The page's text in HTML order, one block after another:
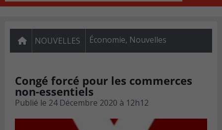
NOUVELLES Économie, Nouvelles
Congé forcé pour les commerces
non-essentiels
Publié le 24 Décembre 2020 à 12h12